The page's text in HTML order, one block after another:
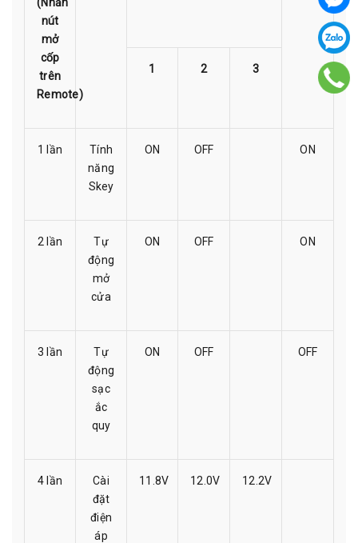
nút
mở
cốp
trên
Remote)
1 2 3
1 lần
Tính
năng
Skey
ON OFF ON
2 lần
Tự
động
mở
cửa
ON OFF ON
3 lần
Tự
động
sạc
ắc
quy
ON OFF OFF
4 lần
Cài
đặt
điện
áp
11.8V 12.0V 12.2V